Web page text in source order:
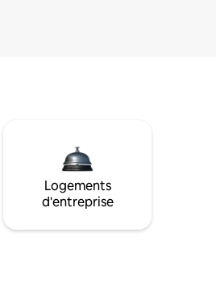
Logements
d'entreprise